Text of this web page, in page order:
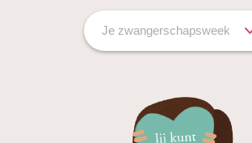
Je zwangerschapsweek